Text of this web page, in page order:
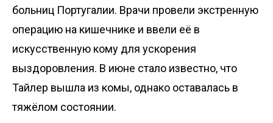
больниц Португалии. Врачи провели экстренную
операцию на кишечнике и ввели её в
искусственную кому для ускорения
выздоровления. В июне стало известно, что
Тайлер вышла из комы, однако оставалась в
тяжёлом состоянии.